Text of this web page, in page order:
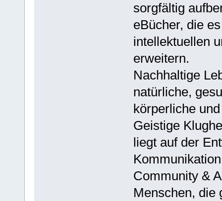
sorgfältig
eBücher, die
intellektuellen
erweitern.
Nachhaltige
natürliche,
körperliche
Geistige
liegt auf der
Community &
Menschen, die